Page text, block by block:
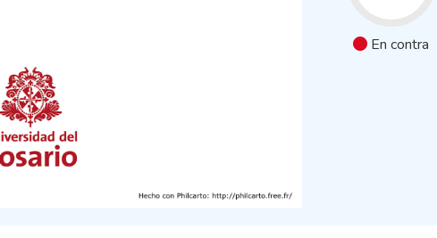
En contra